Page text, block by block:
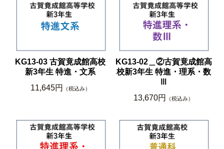
KG13-03 古賀竟成館高校
新3年生 特進・文系
11,645円
（税込み）
KG13-02＿②古賀竟成館高
校新3年生 特進・理系・数
13,670円
（税込み）